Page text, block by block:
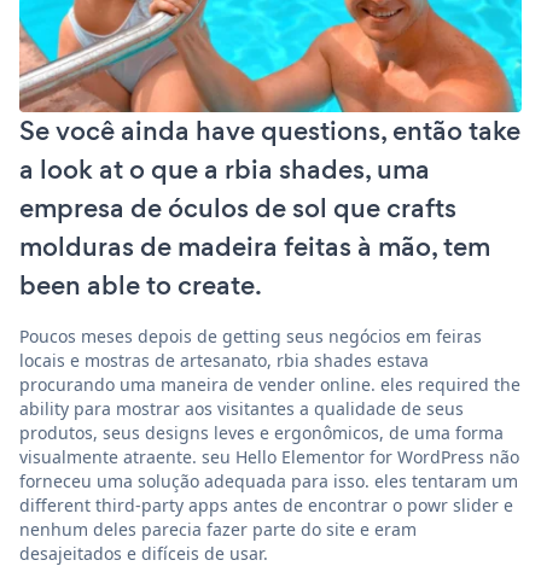
Se você ainda have questions, então take
a look at o que a rbia shades, uma
empresa de óculos de sol que crafts
molduras de madeira feitas à mão, tem
been able to create.
Poucos meses depois de getting seus negócios em feiras
locais e mostras de artesanato, rbia shades estava
procurando uma maneira de vender online. eles required the
ability para mostrar aos visitantes a qualidade de seus
produtos, seus designs leves e ergonômicos, de uma forma
visualmente atraente. seu Hello Elementor for WordPress não
forneceu uma solução adequada para isso. eles tentaram um
different third-party apps antes de encontrar o powr slider e
nenhum deles parecia fazer parte do site e eram
desajeitados e difíceis de usar.